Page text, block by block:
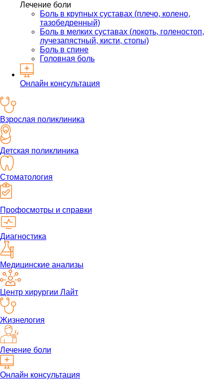
Лечение боли
Боль в крупных суставах (плечо, колено,
тазобедренный)
Боль в мелких суставах (локоть, голеностоп,
лучезапястный, кисти, стопы)
Боль в спине
Головная боль
Онлайн консультация
Взрослая поликлиника
Детская поликлиника
Стоматология
Профосмотры и справки
Диагностика
Медицинские анализы
Центр хирургии Лайт
Жизнелогия
Лечение боли
Онлайн консультация